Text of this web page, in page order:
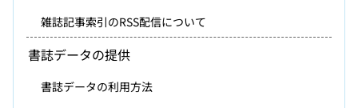
雑誌記事索引のRSS配信について
書誌データの提供
書誌データの利用方法